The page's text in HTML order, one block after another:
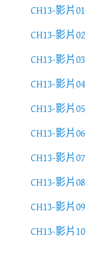
CH13-影片01
CH13-影片02
CH13-影片03
CH13-影片04
CH13-影片05
CH13-影片06
CH13-影片07
CH13-影片08
CH13-影片09
CH13-影片10